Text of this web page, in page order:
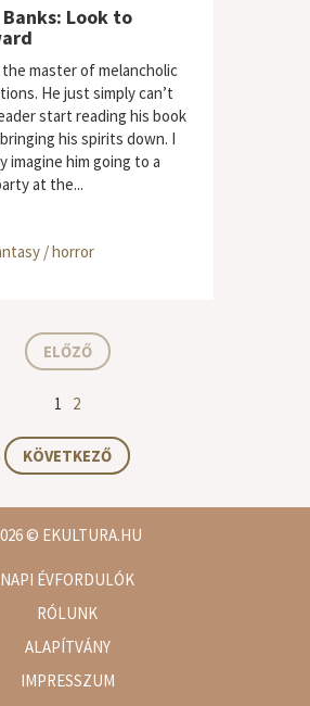
Banks: Look to
the master of melancholic
He just simply can’t
start reading his book
his spirits down. I
imagine him going to a
at the...
/ horror
ELŐZŐ
1 2
KÖVETKEZŐ
© EKULTURA.HU
NAPI ÉVFORDULÓK
RÓLUNK
ALAPÍTVÁNY
IMPRESSZUM